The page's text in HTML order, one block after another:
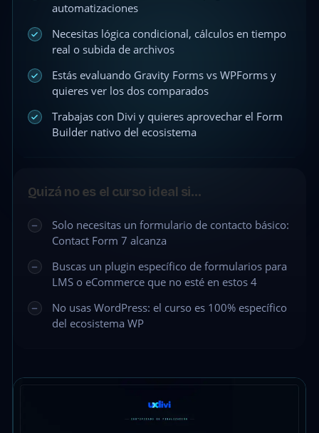
automatizaciones
Necesitas lógica condicional, cálculos en tiempo
real o subida de archivos
Estás evaluando Gravity Forms vs WPForms y
quieres ver los dos comparados
Trabajas con Divi y quieres aprovechar el Form
Builder nativo del ecosistema
Quizá no es el curso ideal si…
Solo necesitas un formulario de contacto básico:
Contact Form 7 alcanza
Buscas un plugin específico de formularios para
LMS o eCommerce que no esté en estos 4
No usas WordPress: el curso es 100% específico
del ecosistema WP